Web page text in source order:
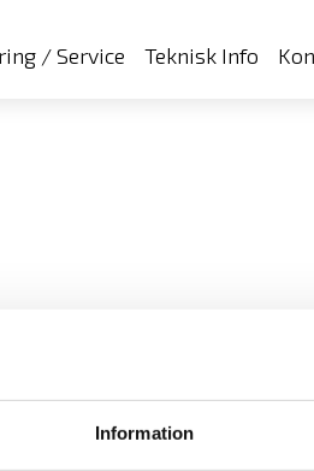
Information
/ Service Teknisk Info